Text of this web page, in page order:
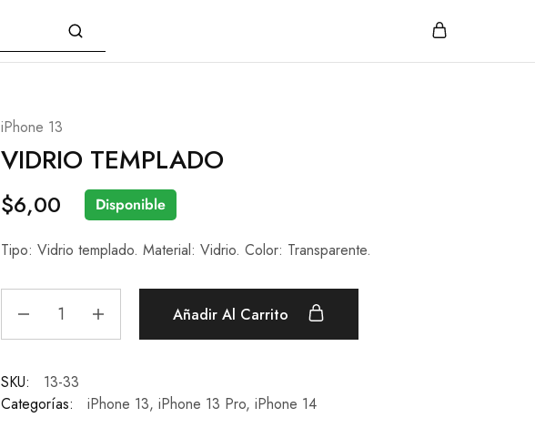
iPhone 13
VIDRIO TEMPLADO
$6,00 Disponible
Tipo: Vidrio templado. Material: Vidrio. Color: Transparente.
Añadir Al Carrito
SKU:
13-33
Categorías:
iPhone 13, iPhone 13 Pro, iPhone 14